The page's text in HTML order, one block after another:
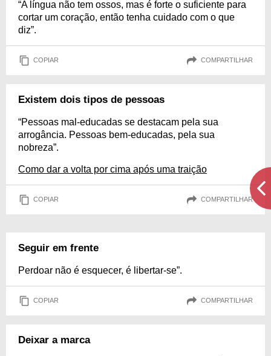
“A língua não tem ossos, mas é forte o suficiente para
cortar um coração, então tenha cuidado com o que
diz”.
COPIAR COMPARTILHAR
Existem dois tipos de pessoas
“Pessoas mal-educadas se destacam pela sua
arrogância. Pessoas bem-educadas, pela sua
nobreza”.
Como dar a volta por cima após uma traição
COPIAR COMPARTILHAR
Seguir em frente
Perdoar não é esquecer, é libertar-se”.
COPIAR COMPARTILHAR
Deixar a marca